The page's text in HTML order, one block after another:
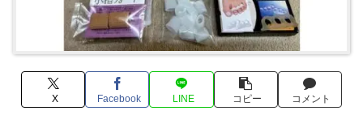
X Facebook LINE コピー コメント